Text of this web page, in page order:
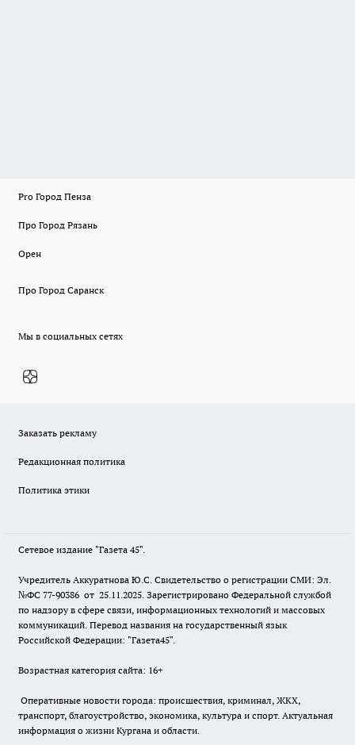
Pro Город Пенза
Про Город Рязань
Орен
Про Город Саранск
Мы в социальных сетях
Заказать рекламу
Редакционная политика
Политика этики
Сетевое издание "Газета 45".
Учредитель Аккуратнова Ю.С. Свидетельство о регистрации СМИ: Эл.
№ФС 77-90386 от 25.11.2025. Зарегистрировано Федеральной службой
по надзору в сфере связи, информационных технологий и массовых
коммуникаций. Перевод названия на государственный язык
Российской Федерации: "Газета45".
Возрастная категория сайта: 16+
Оперативные новости города: происшествия, криминал, ЖКХ,
транспорт, благоустройство, экономика, культура и спорт. Актуальная
информация о жизни Кургана и области.